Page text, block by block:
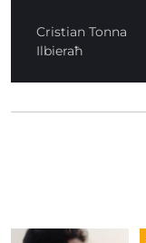
Cristian Tonna
Ilbieraħ